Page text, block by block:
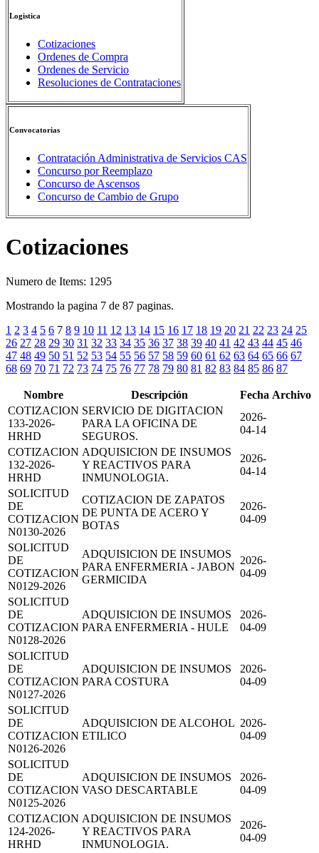
Logistica
Cotizaciones
Ordenes de Compra
Ordenes de Servicio
Resoluciones de Contrataciones
Convocatorias
Contratación Administrativa de Servicios CAS
Concurso por Reemplazo
Concurso de Ascensos
Concurso de Cambio de Grupo
Cotizaciones
Numero de Items: 1295
Mostrando la pagina 7 de 87 paginas.
1 2 3 4 5 6 7 8 9 10 11 12 13 14 15 16 17 18 19 20 21 22 23 24 25
26 27 28 29 30 31 32 33 34 35 36 37 38 39 40 41 42 43 44 45 46
47 48 49 50 51 52 53 54 55 56 57 58 59 60 61 62 63 64 65 66 67
68 69 70 71 72 73 74 75 76 77 78 79 80 81 82 83 84 85 86 87
Nombre Descripción Fecha Archivo
COTIZACION
133-2026-
HRHD
SERVICIO DE DIGITACION
PARA LA OFICINA DE
SEGUROS.
2026-
04-14
COTIZACION
132-2026-
HRHD
ADQUISICION DE INSUMOS
Y REACTIVOS PARA
INMUNOLOGIA.
2026-
04-14
SOLICITUD
DE
COTIZACION
N0130-2026
COTIZACION DE ZAPATOS
DE PUNTA DE ACERO Y
BOTAS
2026-
04-09
SOLICITUD
DE
COTIZACION
N0129-2026
ADQUISICION DE INSUMOS
PARA ENFERMERIA - JABON
GERMICIDA
2026-
04-09
SOLICITUD
DE
COTIZACION
N0128-2026
ADQUISICION DE INSUMOS
PARA ENFERMERIA - HULE
2026-
04-09
SOLICITUD
DE
COTIZACION
N0127-2026
ADQUISICION DE INSUMOS
PARA COSTURA
2026-
04-09
SOLICITUD
DE
COTIZACION
N0126-2026
ADQUISICION DE ALCOHOL
ETILICO
2026-
04-09
SOLICITUD
DE
COTIZACION
N0125-2026
ADQUISICION DE INSUMOS
VASO DESCARTABLE
2026-
04-09
COTIZACION
124-2026-
HRHD
ADQUISICION DE INSUMOS
Y REACTIVOS PARA
INMUNOLOGIA.
2026-
04-09